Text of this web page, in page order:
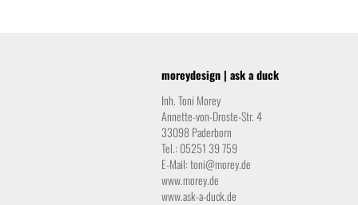
moreydesign | ask a duck
Inh. Toni Morey
Annette-von-Droste-Str. 4
33098 Paderborn
Tel.: 05251 39 759
E-Mail:toni@morey.de
www.morey.de
www.ask-a-duck.de